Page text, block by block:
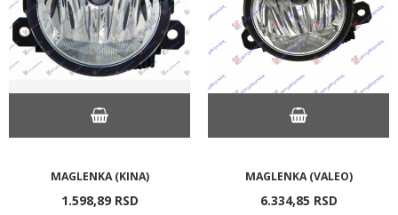
MAGLENKA (KINA)
1.598,89 RSD
MAGLENKA (VALEO)
6.334,85 RSD